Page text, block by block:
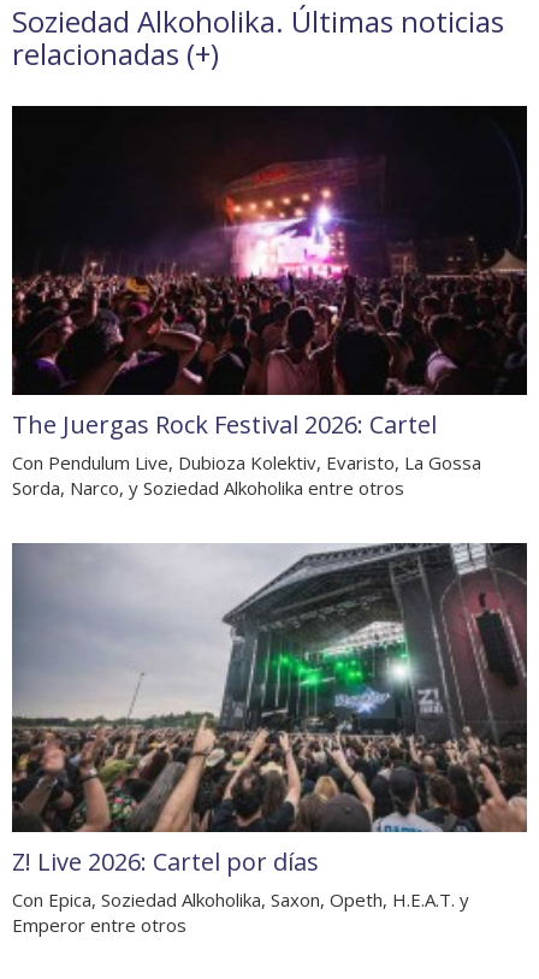
Soziedad Alkoholika. Últimas noticias
relacionadas (+)
The Juergas Rock Festival 2026: Cartel
Con Pendulum Live, Dubioza Kolektiv, Evaristo, La Gossa
Sorda, Narco, y Soziedad Alkoholika entre otros
Z! Live 2026: Cartel por días
Con Epica, Soziedad Alkoholika, Saxon, Opeth, H.E.A.T. y
Emperor entre otros